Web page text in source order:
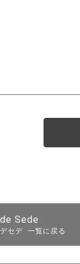
de Sede
デセデ 一覧に戻る